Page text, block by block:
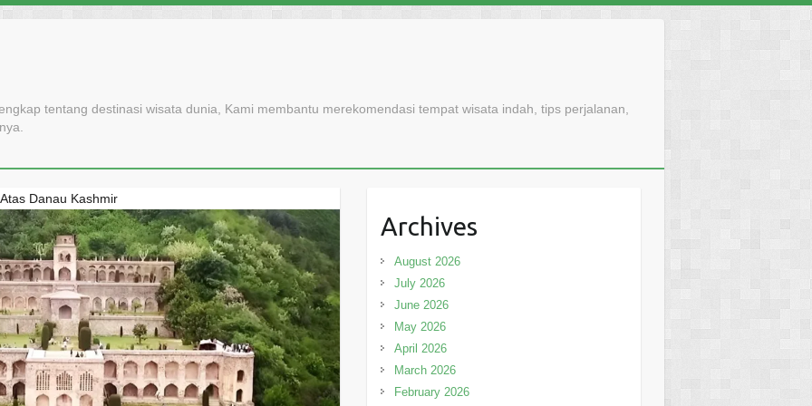
tentang destinasi wisata dunia, Kami membantu merekomendasi tempat wisata indah, tips perjalanan,
Danau Kashmir
Archives
August 2026
July 2026
June 2026
May 2026
April 2026
March 2026
February 2026